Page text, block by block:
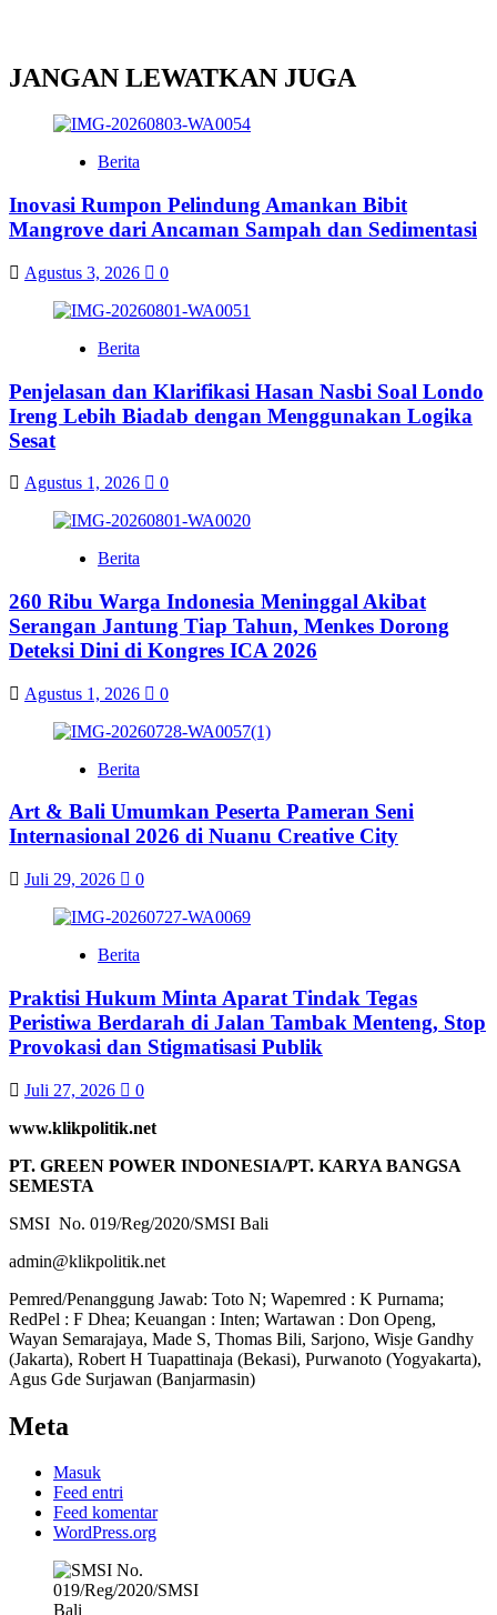
JANGAN LEWATKAN JUGA
Berita
Inovasi Rumpon Pelindung Amankan Bibit
Mangrove dari Ancaman Sampah dan Sedimentasi
Agustus 3, 2026 0
Berita
Penjelasan dan Klarifikasi Hasan Nasbi Soal Londo
Ireng Lebih Biadab dengan Menggunakan Logika
Sesat
Agustus 1, 2026 0
Berita
260 Ribu Warga Indonesia Meninggal Akibat
Serangan Jantung Tiap Tahun, Menkes Dorong
Deteksi Dini di Kongres ICA 2026
Agustus 1, 2026 0
Berita
Art & Bali Umumkan Peserta Pameran Seni
Internasional 2026 di Nuanu Creative City
Juli 29, 2026 0
Berita
Praktisi Hukum Minta Aparat Tindak Tegas
Peristiwa Berdarah di Jalan Tambak Menteng, Stop
Provokasi dan Stigmatisasi Publik
Juli 27, 2026
0
www.klikpolitik.net
PT. GREEN POWER INDONESIA/PT. KARYA BANGSA
SEMESTA
SMSI No. 019/Reg/2020/SMSI Bali
admin@klikpolitik.net
Pemred/Penanggung Jawab: Toto N; Wapemred : K Purnama;
RedPel : F Dhea; Keuangan : Inten; Wartawan : Don Openg,
Wayan Semarajaya, Made S, Thomas Bili, Sarjono, Wisje Gandhy
(Jakarta), Robert H Tuapattinaja (Bekasi), Purwanoto (Yogyakarta),
Agus Gde Surjawan (Banjarmasin)
Meta
Masuk
Feed entri
Feed komentar
WordPress.org